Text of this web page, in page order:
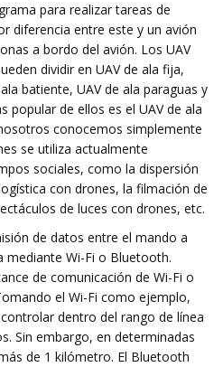
para realizar tareas de
diferencia entre este y un avión
a bordo del avión. Los UAV
dividir en UAV de ala fija,
batiente, UAV de ala paraguas y
popular de ellos es el UAV de ala
conocemos simplemente
se utiliza actualmente
sociales, como la dispersión
con drones, la filmación de
de luces con drones, etc.
de datos entre el mando a
mediante Wi-Fi o Bluetooth.
de comunicación de Wi-Fi o
el Wi-Fi como ejemplo,
dentro del rango de línea
Sin embargo, en determinadas
de 1 kilómetro. El Bluetooth